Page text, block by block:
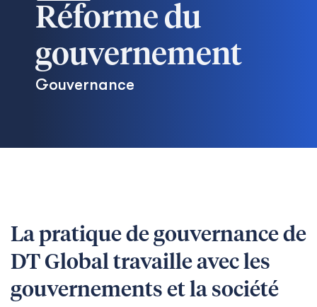
Réforme du
gouvernement
Gouvernance
La pratique de gouvernance de
DT Global travaille avec les
gouvernements et la société